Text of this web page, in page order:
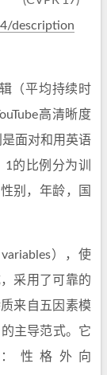
description
（平均持续时
高清晰度
是面对和用英语
的比例分为训
别，年龄，国
），使
采用了可靠的
来自五因素模
主导范式。它
性格外向